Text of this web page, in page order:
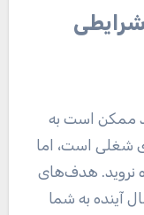
ممکن است به
شغلی است، اما
نروید. هدف‌های
آینده به شما